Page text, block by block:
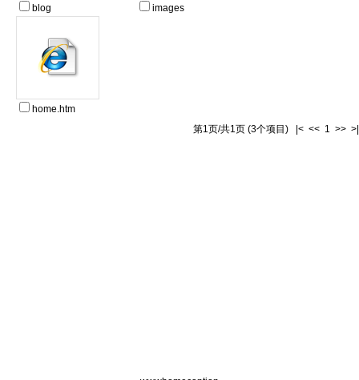
blog images
home.htm
第1页/共1页 (3个项目) |< << 1 >> >|